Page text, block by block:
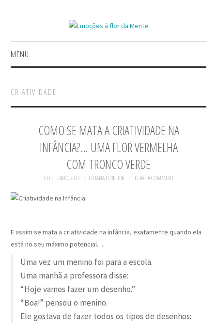
MENU
A INSPIRAR
REFLETIR COM CONTOS
CRIATIVIDADE
COMO SE MATA A CRIATIVIDADE NA
INFÂNCIA?… UMA FLOR VERMELHA
COM TRONCO VERDE
6 OUTUBRO, 2022 LILIANA FERREIRA LEAVE A COMMENT
E assim se mata a criatividade na infância, exatamente quando ela
está no seu máximo potencial…
Uma vez um menino foi para a escola.
Uma manhã a professora disse:
“Hoje vamos fazer um desenho.”
“Boa!” pensou o menino.
Ele gostava de fazer todos os tipos de desenhos: